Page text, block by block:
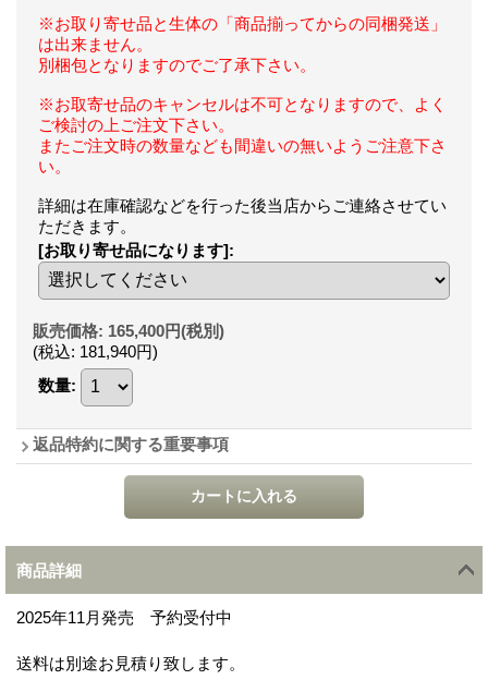
※お取り寄せ品と生体の「商品揃ってからの同梱発送」
は出来ません。
別梱包となりますのでご了承下さい。
※お取寄せ品のキャンセルは不可となりますので、よく
ご検討の上ご注文下さい。
またご注文時の数量なども間違いの無いようご注意下さ
い。
詳細は在庫確認などを行った後当店からご連絡させてい
ただきます。
[お取り寄せ品になります]:
販売価格: 165,400円(税別)
(税込: 181,940円)
数量:
返品特約に関する重要事項
商品詳細
2025年11月発売 予約受付中
送料は別途お見積り致します。